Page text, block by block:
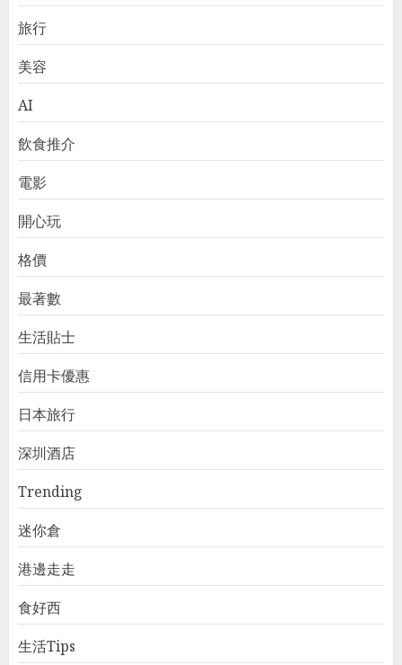
旅行
美容
AI
飲食推介
電影
開心玩
格價
最著數
生活貼士
信用卡優惠
日本旅行
深圳酒店
Trending
迷你倉
港邊走走
食好西
生活Tips